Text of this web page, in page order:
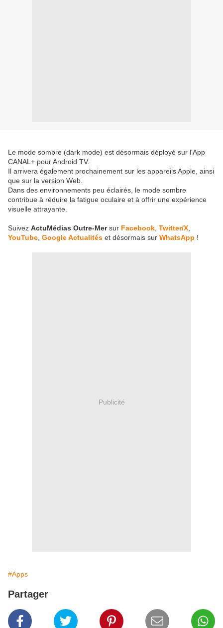
Le mode sombre (dark mode) est désormais déployé sur l'App
CANAL+ pour Android TV.
Il arrivera également prochainement sur les appareils Apple, ainsi
que sur la version Web.
Dans des environnements peu éclairés, le mode sombre
contribue à réduire la fatigue oculaire et à offrir une expérience
visuelle attrayante.
Suivez ActuMédias Outre-Mersur Facebook Twitter/X
YouTube Google Actualités et désormais sur WhatsApp !
Publicité
#Apps
Partager